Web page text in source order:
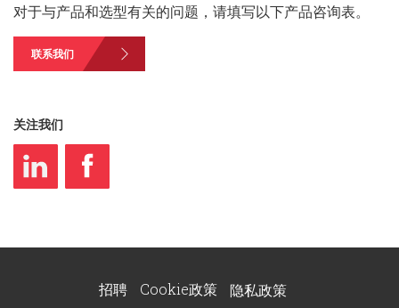
对于与产品和选型有关的问题，请填写以下产品咨询表。
联系我们
关注我们
招聘 Cookie政策 隐私政策